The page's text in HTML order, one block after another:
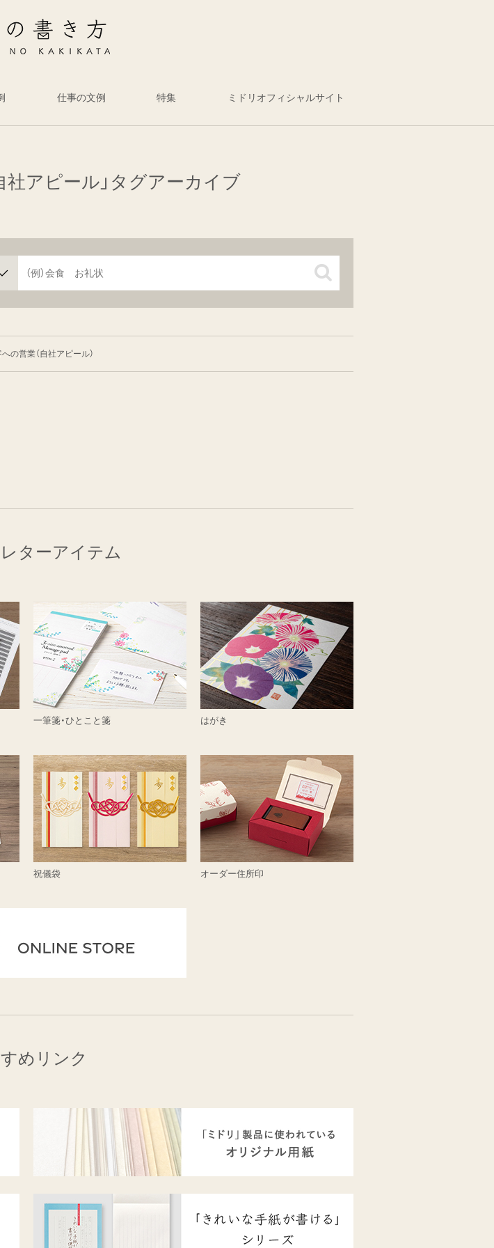
仕事の文例 特集 ミドリオフィシャルサイト
社アピール」タグアーカイブ
への営業（自社アピール）
ターアイテム
一筆箋・ひとこと箋 はがき
祝儀袋 オーダー住所印
めリンク